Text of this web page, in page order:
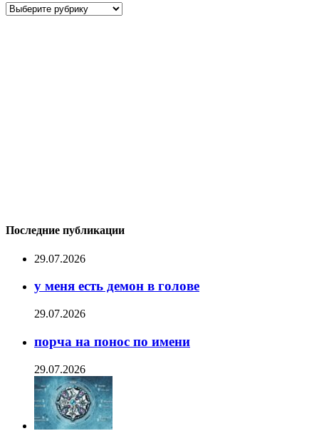
Рубрики
Последние публикации
29.07.2026
у меня есть демон в голове
29.07.2026
порча на понос по имени
29.07.2026